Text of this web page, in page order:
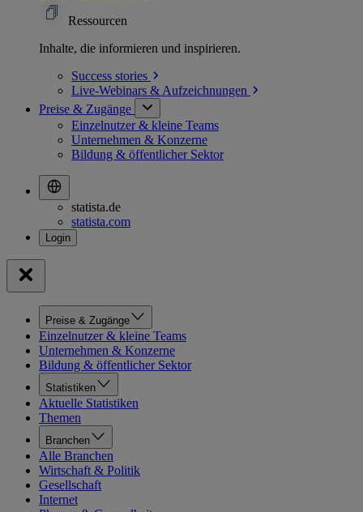
Ressourcen
Inhalte, die informieren und inspirieren.
Success stories
Live-Webinars & Aufzeichnungen
Preise & Zugänge
Einzelnutzer & kleine Teams
Unternehmen & Konzerne
Bildung & öffentlicher Sektor
statista.de
statista.com
Preise & Zugänge
Einzelnutzer & kleine Teams
Unternehmen & Konzerne
Bildung & öffentlicher Sektor
Statistiken
Aktuelle Statistiken
Themen
Branchen
Alle Branchen
Wirtschaft & Politik
Gesellschaft
Internet